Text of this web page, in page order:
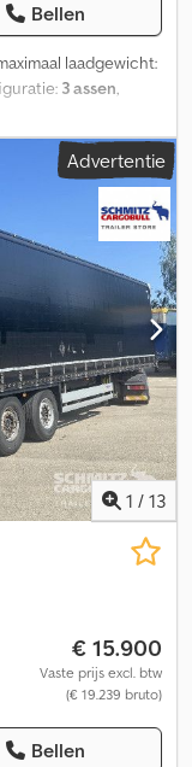
Bellen
laadgewicht:
3 assen,
2.700 mm,
, bandenmaten:385/65
ABS,
39000 kg, DIN
x B x H): 13.620 mm
(EBS),
Chassis is
stekker,
Aa Ue Def
Advertentie
1 / 13
€ 15.900
Vaste prijs excl. btw
(€ 19.239 bruto)
Bellen